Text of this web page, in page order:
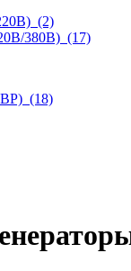
(2)
380В) (17)
(18)